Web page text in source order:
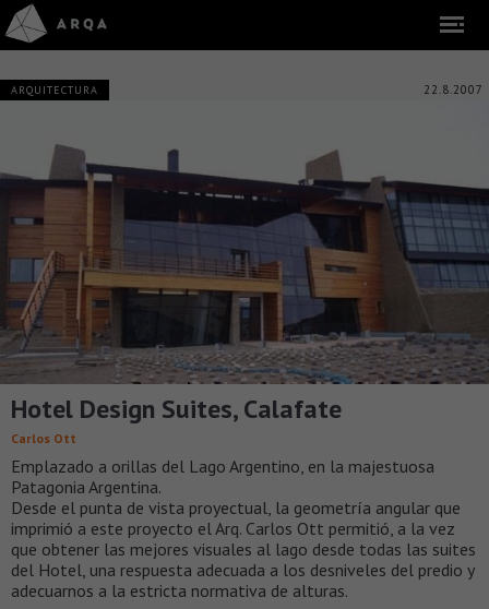
ARQUITECTURA 22.8.2007
Hotel Design Suites, Calafate
Carlos Ott
Emplazado a orillas del Lago Argentino, en la majestuosa
Patagonia Argentina.
Desde el punta de vista proyectual, la geometría angular que
imprimió a este proyecto el Arq. Carlos Ott permitió, a la vez
que obtener las mejores visuales al lago desde todas las suites
del Hotel, una respuesta adecuada a los desniveles del predio y
adecuarnos a la estricta normativa de alturas.